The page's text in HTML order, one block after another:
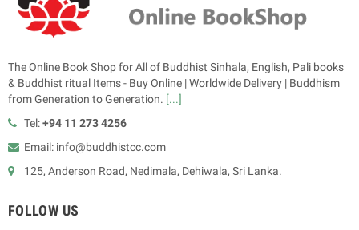
The Online Book Shop for All of Buddhist Sinhala, English, Pali books
& Buddhist ritual Items - Buy Online | Worldwide Delivery | Buddhism
from Generation to Generation. [...]
Tel:+94 11 273 4256
Email: info@buddhistcc.com
125, Anderson Road, Nedimala, Dehiwala, Sri Lanka.
FOLLOW US